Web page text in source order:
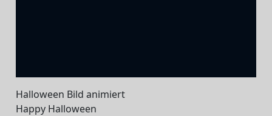
Halloween Bild animiert
Happy Halloween